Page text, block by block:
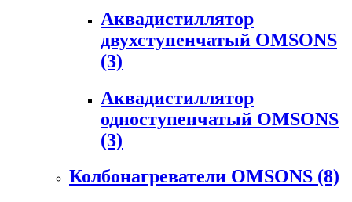
Аквадистиллятор
двухступенчатый OMSONS
(3)
Аквадистиллятор
одноступенчатый OMSONS
(3)
Колбонагреватели OMSONS (8)